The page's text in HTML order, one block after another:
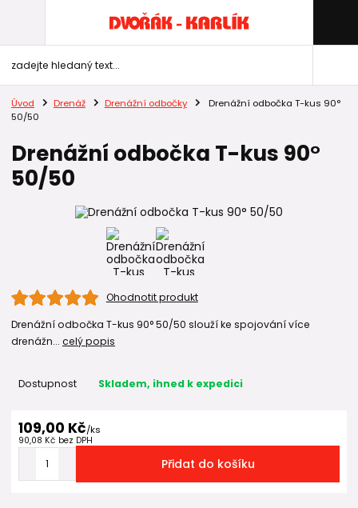
Úvod Drenáž Drenážní odbočky
Drenážní odbočka T-kus 90°
50/50
Drenážní odbočka T-kus 90°
50/50
Ohodnotit produkt
Drenážní odbočka T-kus 90° 50/50 slouží ke spojování více
drenážn... celý popis
Dostupnost Skladem, ihned k expedici
109,00 Kč/ks
90,08 Kč bez DPH
Přidat do košíku